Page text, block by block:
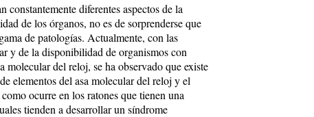
constantemente diferentes aspectos de la
de los órganos, no es de sorprenderse que
de patologías. Actualmente, con las
y de la disponibilidad de organismos con
molecular del reloj, se ha observado que existe
elementos del asa molecular del reloj y el
ocurre en los ratones que tienen una
tienden a desarrollar un síndrome